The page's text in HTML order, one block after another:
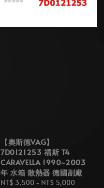
【奧斯德VAG】
7D0121253 福斯 T4
CARAVELLA 1990~2003
年 水箱 散熱器 德國副廠
Regular
NT$ 3,500 - NT$ 5,000